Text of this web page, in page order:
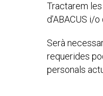
Tractarem les
d’ABACUS i/
Serà
requerides
personals